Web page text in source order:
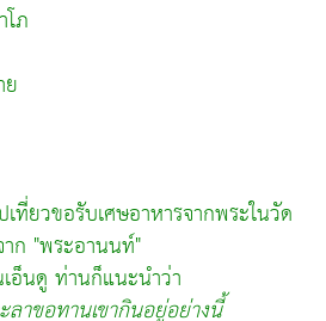
ภ
ที่ยวขอรับเศษอาหารจากพระในวัด
ก "พระอานนท์"
อ็นดู ท่านก็แนะนำว่า
ลาขอทานเขากินอยู่อย่างนี้